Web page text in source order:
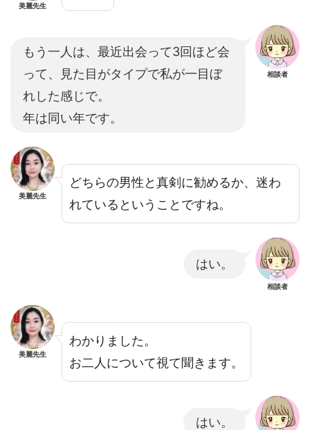
美麗先生
もう一人は、最近出会って3回ほど会
って、見た目がタイプで私が一目ぼ
れした感じで。
年は同い年です。
相談者
美麗先生
どちらの男性と真剣に勧めるか、迷わ
れているということですね。
はい。
相談者
美麗先生
わかりました。
お二人について視て聞きます。
はい。